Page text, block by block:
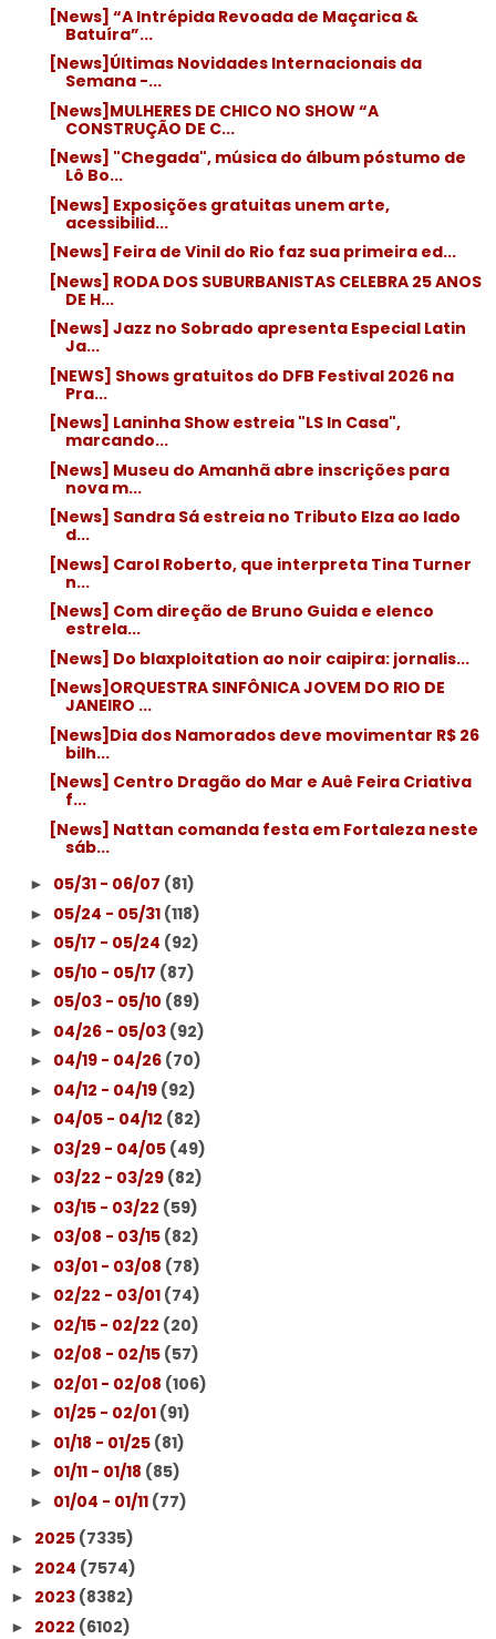
[News] “A Intrépida Revoada de Maçarica &
Batuíra”...
[News]Últimas Novidades Internacionais da
Semana -...
[News]MULHERES DE CHICO NO SHOW “A
CONSTRUÇÃO DE C...
[News] "Chegada", música do álbum póstumo de
Lô Bo...
[News] Exposições gratuitas unem arte,
acessibilid...
[News] Feira de Vinil do Rio faz sua primeira ed...
[News] RODA DOS SUBURBANISTAS CELEBRA 25 ANOS
DE H...
[News] Jazz no Sobrado apresenta Especial Latin
Ja...
[NEWS] Shows gratuitos do DFB Festival 2026 na
Pra...
[News] Laninha Show estreia "LS In Casa",
marcando...
[News] Museu do Amanhã abre inscrições para
nova m...
[News] Sandra Sá estreia no Tributo Elza ao lado
d...
[News] Carol Roberto, que interpreta Tina Turner
n...
[News] Com direção de Bruno Guida e elenco
estrela...
[News] Do blaxploitation ao noir caipira: jornalis...
[News]ORQUESTRA SINFÔNICA JOVEM DO RIO DE
JANEIRO ...
[News]Dia dos Namorados deve movimentar R$ 26
bilh...
[News] Centro Dragão do Mar e Auê Feira Criativa
f...
[News] Nattan comanda festa em Fortaleza neste
sáb...
► 05/31 - 06/07 (81)
► 05/24 - 05/31 (118)
► 05/17 - 05/24 (92)
► 05/10 - 05/17 (87)
► 05/03 - 05/10 (89)
► 04/26 - 05/03 (92)
► 04/19 - 04/26 (70)
► 04/12 - 04/19 (92)
► 04/05 - 04/12 (82)
► 03/29 - 04/05 (49)
► 03/22 - 03/29 (82)
► 03/15 - 03/22 (59)
► 03/08 - 03/15 (82)
► 03/01 - 03/08 (78)
► 02/22 - 03/01 (74)
► 02/15 - 02/22 (20)
► 02/08 - 02/15 (57)
► 02/01 - 02/08 (106)
► 01/25 - 02/01 (91)
► 01/18 - 01/25 (81)
► 01/11 - 01/18 (85)
► 01/04 - 01/11 (77)
► 2025 (7335)
► 2024 (7574)
► 2023 (8382)
► 2022 (6102)